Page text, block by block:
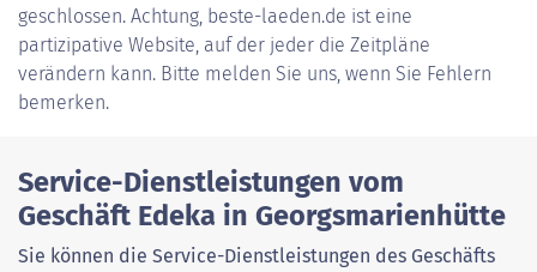
geschlossen. Achtung, beste-laeden.de ist eine
partizipative Website, auf der jeder die Zeitpläne
verändern kann. Bitte melden Sie uns, wenn Sie Fehlern
bemerken.
Service-Dienstleistungen vom
Geschäft Edeka in Georgsmarienhütte
Sie können die Service-Dienstleistungen des Geschäfts